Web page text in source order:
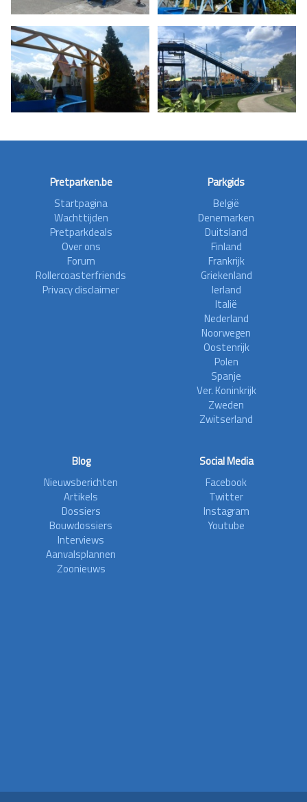
Pretparken.be
Startpagina
Wachttijden
Pretparkdeals
Over ons
Forum
Rollercoasterfriends
Privacy disclaimer
Parkgids
België
Denemarken
Duitsland
Finland
Frankrijk
Griekenland
Ierland
Italië
Nederland
Noorwegen
Oostenrijk
Polen
Spanje
Ver. Koninkrijk
Zweden
Zwitserland
Blog
Nieuwsberichten
Artikels
Dossiers
Bouwdossiers
Interviews
Aanvalsplannen
Zoonieuws
Social Media
Facebook
Twitter
Instagram
Youtube